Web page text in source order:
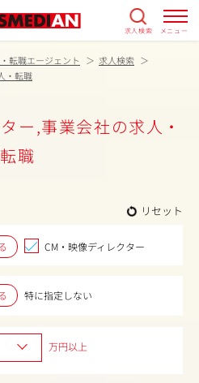
求人検索 メニュー
転職エージェント
求人検索
・転職
ー,事業会社の求人・
転職
リセット
CM・映像ディレクター
特に指定しない
万円以上